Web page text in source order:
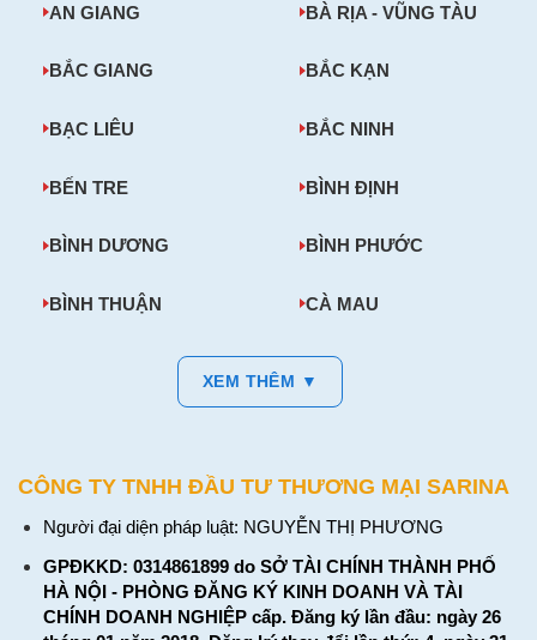
AN GIANG BÀ RỊA - VŨNG TÀU
BẮC GIANG BẮC KẠN
BẠC LIÊU BẮC NINH
BẾN TRE BÌNH ĐỊNH
BÌNH DƯƠNG BÌNH PHƯỚC
BÌNH THUẬN CÀ MAU
XEM THÊM ▼
CÔNG TY TNHH ĐẦU TƯ THƯƠNG MẠI SARINA
Người đại diện pháp luật: NGUYỄN THỊ PHƯƠNG
GPĐKKD: 0314861899 do SỞ TÀI CHÍNH THÀNH PHỐ
HÀ NỘI - PHÒNG ĐĂNG KÝ KINH DOANH VÀ TÀI
CHÍNH DOANH NGHIỆP cấp. Đăng ký lần đầu: ngày 26